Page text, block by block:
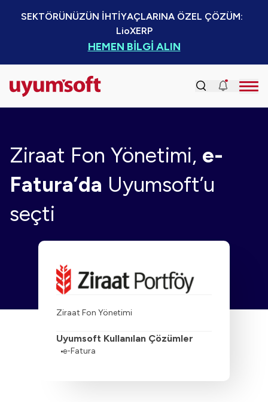
SEKTÖRÜNÜZÜN İHTİYAÇLARINA ÖZEL ÇÖZÜM:
LioXERP
HEMEN BİLGİ ALIN
Ziraat Fon Yönetimi, e-
Fatura’da Uyumsoft’u
seçti
Ziraat Fon Yönetimi
Uyumsoft Kullanılan Çözümler
e-Fatura